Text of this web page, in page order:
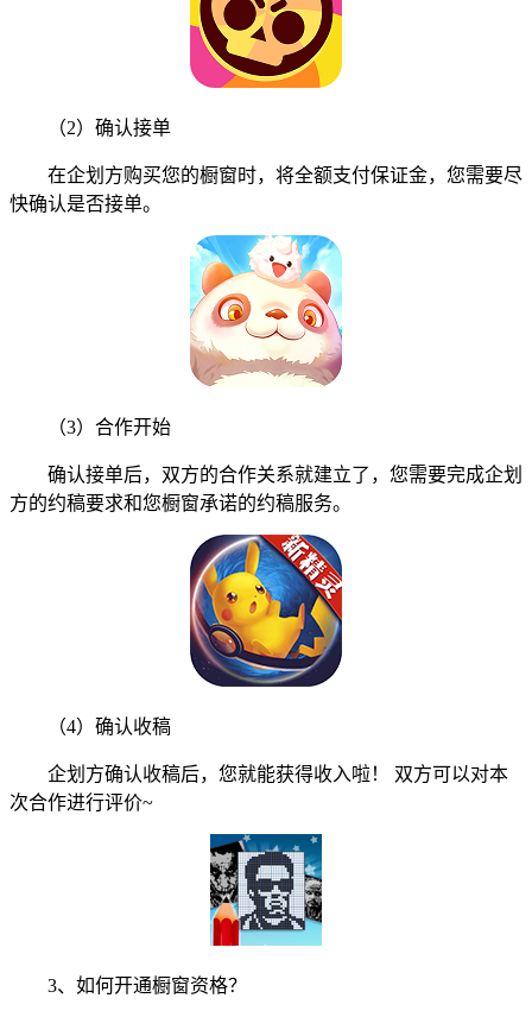
（2）确认接单
在企划方购买您的橱窗时，将全额支付保证金，您需要尽
快确认是否接单。
（3）合作开始
确认接单后，双方的合作关系就建立了，您需要完成企划
方的约稿要求和您橱窗承诺的约稿服务。
（4）确认收稿
企划方确认收稿后，您就能获得收入啦！ 双方可以对本
次合作进行评价~
3、如何开通橱窗资格？